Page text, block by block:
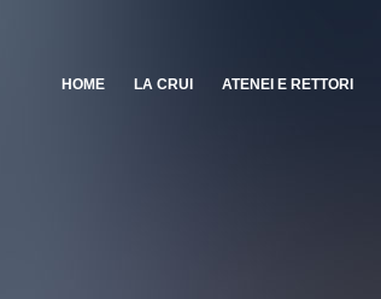
HOME LA CRUI ATENEI E RETTORI